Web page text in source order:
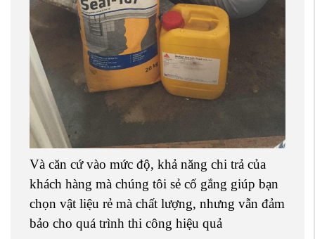
Và căn cứ vào mức độ, khả năng chi trả của
khách hàng mà chúng tôi sẻ cố gắng giúp bạn
chọn vật liệu rẻ mà chất lượng, nhưng vẫn đảm
bảo cho quá trình thi công hiệu quả